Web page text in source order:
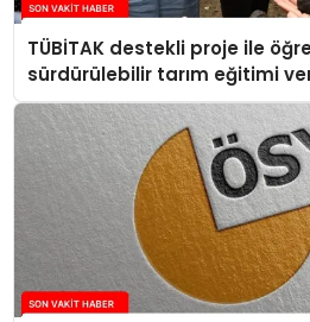
TÜBİTAK destekli proje ile
sürdürülebilir tarım eğitimi